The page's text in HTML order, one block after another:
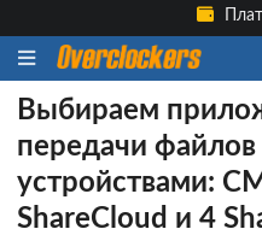
Выбираем
передачи
устройствами:
ShareCloud и 4